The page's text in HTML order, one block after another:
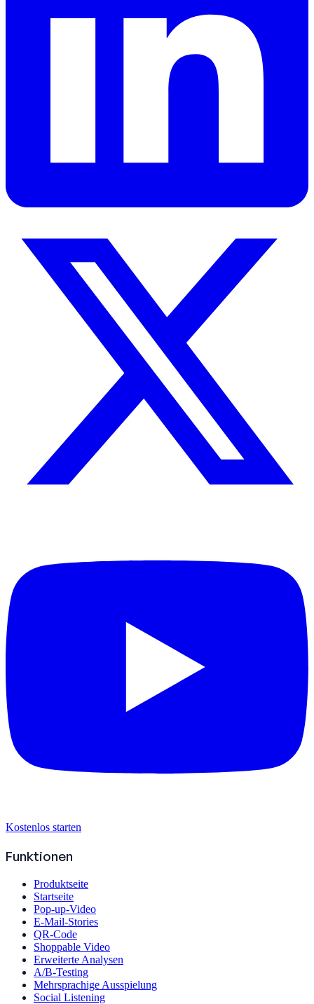
Kostenlos starten
Funktionen
Produktseite
Startseite
Pop-up-Video
E-Mail-Stories
QR-Code
Shoppable Video
Erweiterte Analysen
A/B-Testing
Mehrsprachige Ausspielung
Social Listening